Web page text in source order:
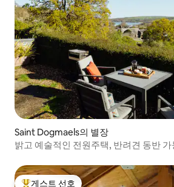
Saint Dogmaels의 별장
밝고 예술적인 전원주택, 반려견 동반
게스트 선호